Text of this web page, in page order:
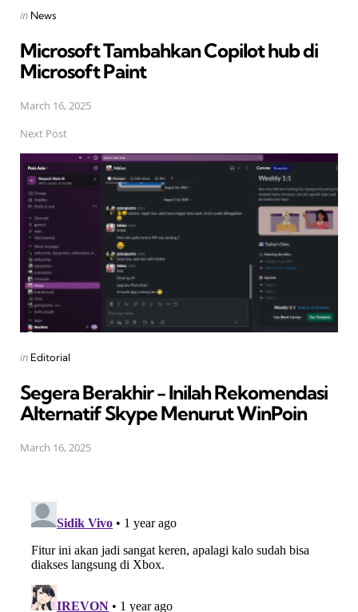
Posted
in News
Microsoft Tambahkan Copilot hub di
Microsoft Paint
March 16, 2025
Next Post
Posted
in Editorial
Segera Berakhir - Inilah Rekomendasi
Alternatif Skype Menurut WinPoin
March 16, 2025